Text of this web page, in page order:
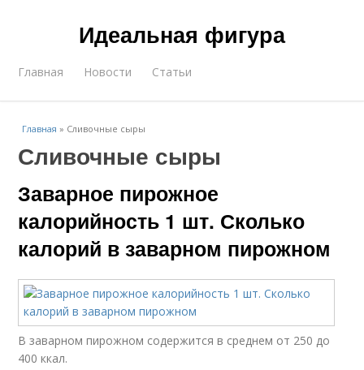
Идеальная фигура
Главная Новости Статьи
Главная » Сливочные сыры
Сливочные сыры
Заварное пирожное
калорийность 1 шт. Сколько
калорий в заварном пирожном
В заварном пирожном содержится в среднем от 250 до
400 ккал.